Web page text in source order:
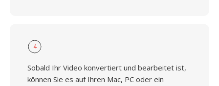
4
Sobald Ihr Video konvertiert und bearbeitet ist,
können Sie es auf Ihren Mac, PC oder ein